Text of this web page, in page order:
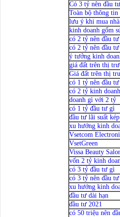
Có 3 tỷ nên đầu
Toàn bộ thông tin
lưu ý khi mua
kinh doanh gốm
có 2 tỷ nên đầu
có 2 tỷ nên đầu
ý tưởng kinh
giá đất trên thị
Giá đất trên thị
có 1 tỷ nên đầu
có 2 tỷ kinh
doanh gì với 2 tỷ
có 1 tỷ đầu tư gì
đầu tư lãi suất kép
xu hướng kinh
Vsetcom
VsetGreen
Vissa Beauty
vốn 2 tỷ kinh
có 3 tỷ đầu tư gì
có 3 tỷ nên đầu
xu hướng kinh
đầu tư dài hạn
đầu tư 2021
có 50 triệu nên